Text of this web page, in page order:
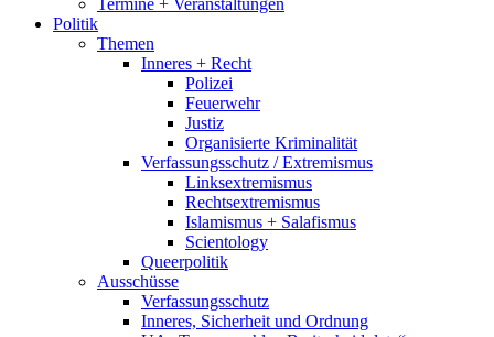
Termine + Veranstaltungen
Politik
Themen
Inneres + Recht
Polizei
Feuerwehr
Justiz
Organisierte Kriminalität
Verfassungsschutz / Extremismus
Linksextremismus
Rechtsextremismus
Islamismus + Salafismus
Scientology
Queerpolitik
Ausschüsse
Verfassungsschutz
Inneres, Sicherheit und Ordnung